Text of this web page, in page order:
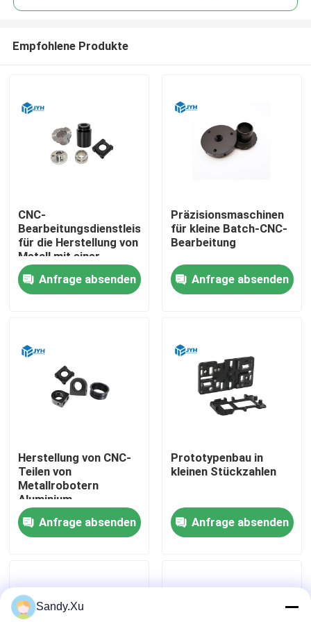
Haus
VR-Show
Empfohlene Produkte
CNC-
Bearbeitungsdienstleistungen
für die Herstellung von
Metall mit einer
Toleranz von 0,01 mm
Anfrage absenden
Präzisionsmaschinen
für kleine Batch-CNC-
Bearbeitung
Anfrage absenden
Herstellung von CNC-
Teilen von
Metallrobotern
Aluminium
Anfrage absenden
Prototypenbau in
kleinen Stückzahlen
Anfrage absenden
Sandy.Xu